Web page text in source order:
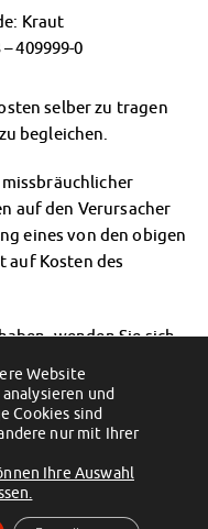
Kraut
409999-0
selber zu tragen
begleichen.
auf den Verursacher
eines von den obigen
auf Kosten des
wenden Sie sich
Ersatz an.
- Anstalt des öffentlichen
Website
und
Cookies sind
nur mit Ihrer
Ihre Auswahl